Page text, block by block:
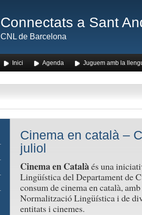
Connectats a Sant
CNL de Barcelona
Inici Agenda Juguem amb la
Cinema en català –
juliol
Cinema en Catalàés una
Lingüística del Departament de
consum de cinema en català,
Normalització Lingüística i de
entitats i cinemes.